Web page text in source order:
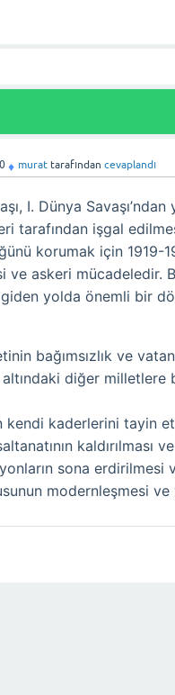
♦ murat tarafından cevaplandı
I. Dünya
tarafından işgal
korumak için 1919-
ve askeri mücadeledir.
giden yolda önemli bir
bağımsızlık ve
diğer milletlere
kaderlerini tayin
sona erdirilmesi
modernleşmesi